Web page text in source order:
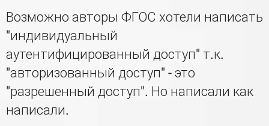
Возможно авторы ФГОС хотели написать
"индивидуальный
аутентифицированный доступ" т.к.
"авторизованный доступ" - это
"разрешенный доступ". Но написали как
написали.